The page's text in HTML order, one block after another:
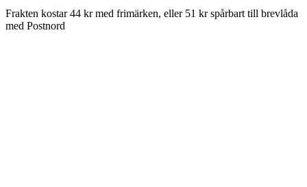
Frakten kostar 44 kr med frimärken, eller 51 kr spårbart till brevlåda
med Postnord